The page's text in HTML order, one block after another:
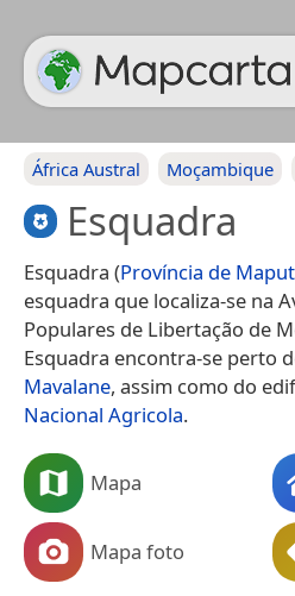
África Austral Moçambique
Esquadra
Esquadra (Província de
esquadra que localiza-se na
Populares de Libertação de
Esquadra encontra-se perto
Mavalane, assim como do
Nacional Agricola.
Mapa
Mapa foto